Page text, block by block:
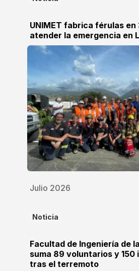
UNIMET fabrica férulas en
atender la emergencia en
Julio 2026
Noticia
Facultad de Ingeniería de
suma 89 voluntarios y 150
tras el terremoto